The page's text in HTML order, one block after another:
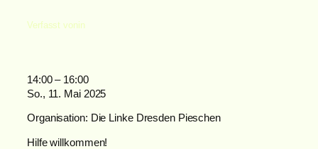
Verfasst vonin
Zentralwerk
Riesaer
32
14:00 – 16:00
So., 11. Mai 2025
Organisation: Die Linke Dresden Pieschen
Hilfe willkommen!